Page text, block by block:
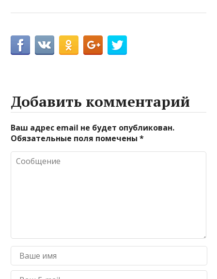
Добавить комментарий
Ваш адрес email не будет опубликован.
Обязательные поля помечены*